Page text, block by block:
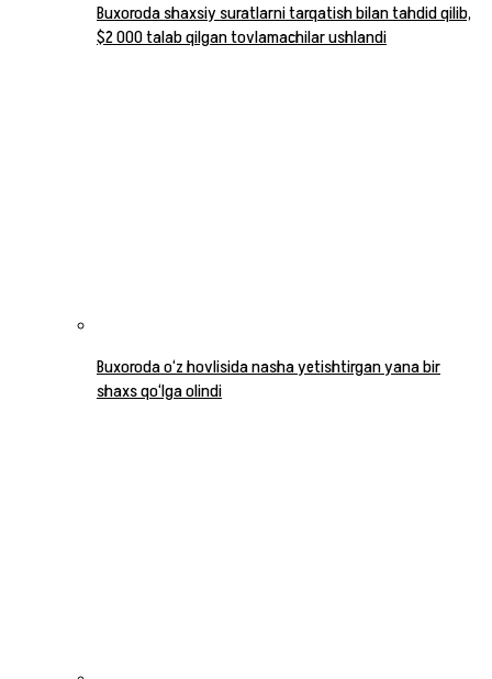
Buxoroda shaxsiy suratlarni tarqatish bilan tahdid qilib,
$2 000 talab qilgan tovlamachilar ushlandi
Buxoroda o‘z hovlisida nasha yetishtirgan yana bir
shaxs qo‘lga olindi